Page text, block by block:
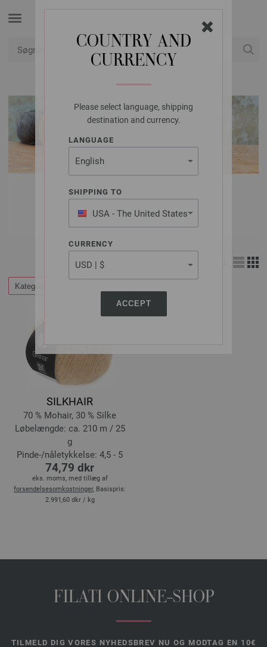
COUNTRY AND
CURRENCY
Please select language, shipping
destination and currency.
LANGUAGE
SHIPPING TO
USA - The United States
of America
CURRENCY
ACCEPT
LANA GROSSA
ULD & GARN
Kategorier
SILKHAIR
70 % Mohair, 30 % Silke
Løbelængde: ca. 210 m / 25
g
Pinde-/nåletykkelse: 4,5 - 5
74,79 dkr
eks. moms, med tillæg af
forsendelsesomkostninger, Basispris:
2.991,60 dkr / kg
FILATI ONLINE-SHOP
TILMELD DIG VORES NYHEDSBREV NU OG MODTAG EN 10€